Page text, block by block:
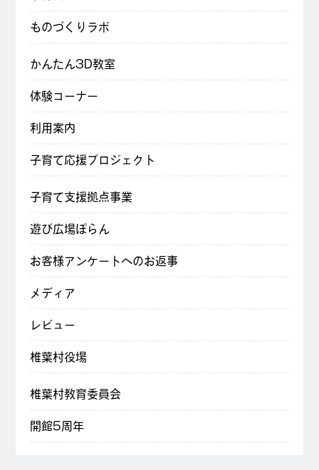
ものづくりラボ
かんたん3D教室
体験コーナー
利用案内
子育て応援プロジェクト
子育て支援拠点事業
遊び広場ぽらん
お客様アンケートへのお返事
メディア
レビュー
椎葉村役場
椎葉村教育委員会
開館5周年